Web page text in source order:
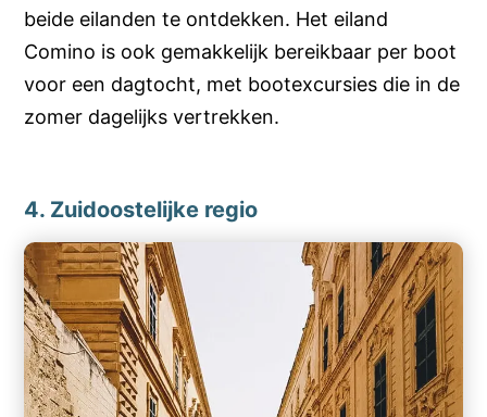
beide eilanden te ontdekken. Het eiland
Comino is ook gemakkelijk bereikbaar per boot
voor een dagtocht, met bootexcursies die in de
zomer dagelijks vertrekken.
4. Zuidoostelijke regio